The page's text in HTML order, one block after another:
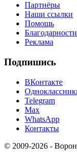
Партнёры
Наши ссылки
Помощь
Благодарности
Реклама
Подпишись
ВКонтакте
Telegram
Max
WhatsApp
Контакты
© 2009-2026 -